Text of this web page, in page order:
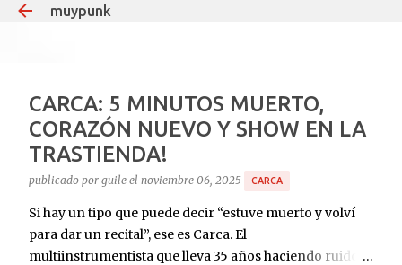
muypunk
CARCA: 5 MINUTOS MUERTO,
CORAZÓN NUEVO Y SHOW EN LA
TRASTIENDA!
publicado por guile el noviembre 06, 2025 CARCA
Si hay un tipo que puede decir “estuve muerto y volví
para dar un recital”, ese es Carca. El
multiinstrumentista que lleva 35 años haciendo ruido